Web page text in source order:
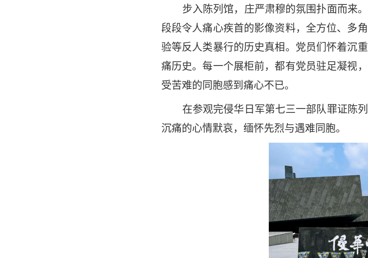
步入陈列馆，庄严肃穆的氛围扑面而来
段段令人痛心疾首的影像资料，全方位、多
验等反人类暴行的历史真相。党员们怀着沉
痛历史。每一个展柜前，都有党员驻足凝视
受苦难的同胞感到痛心不已。
在参观完侵华日军第七三一部队罪证陈
沉痛的心情默哀，缅怀先烈与遇难同胞。